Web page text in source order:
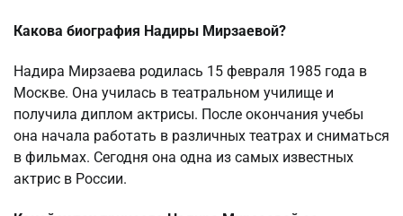
Какова биография Надиры Мирзаевой?
Надира Мирзаева родилась 15 февраля 1985 года в
Москве. Она училась в театральном училище и
получила диплом актрисы. После окончания учебы
она начала работать в различных театрах и сниматься
в фильмах. Сегодня она одна из самых известных
актрис в России.